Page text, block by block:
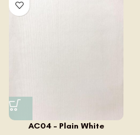
AC04 – Plain White